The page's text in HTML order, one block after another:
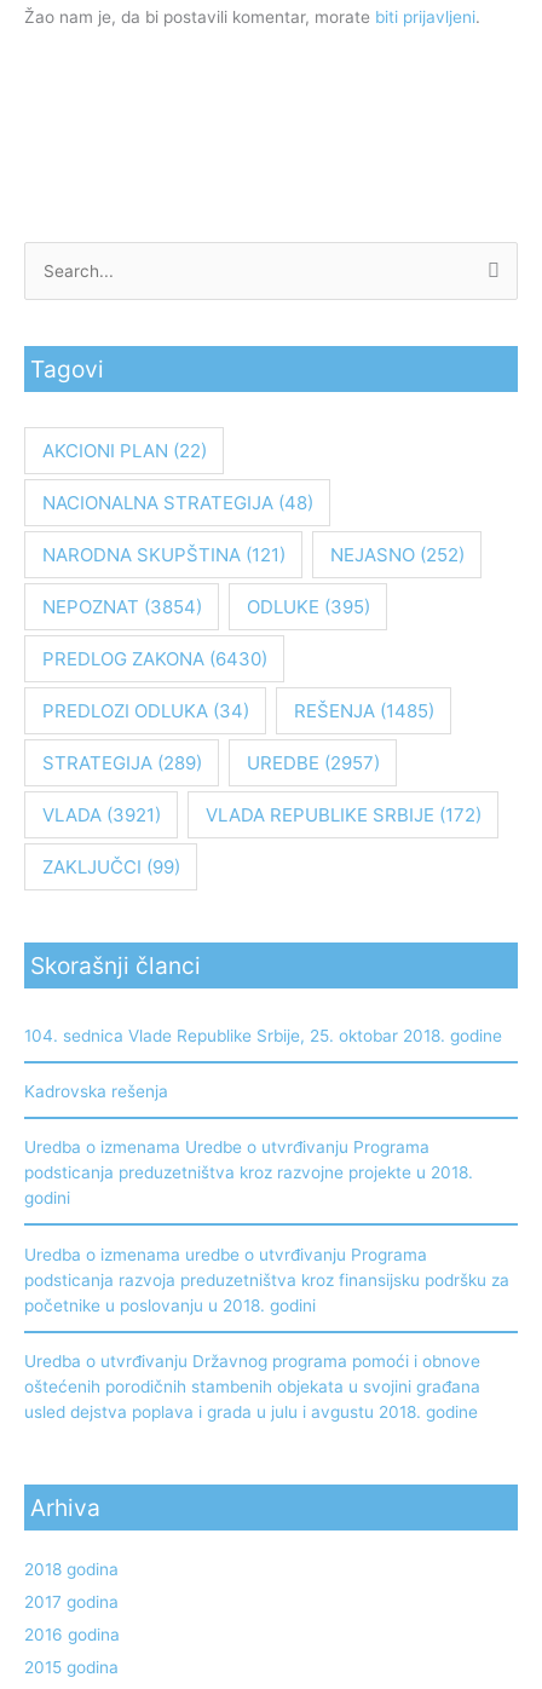
Žao nam je, da bi postavili komentar, morate biti prijavljeni.
g
z
Tagovi
AKCIONI PLAN (22)
NACIONALNA STRATEGIJA(48)
NARODNA SKUPŠTINA(121) NEJASNO(252)
NEPOZNAT (3854) ODLUKE (395)
PREDLOG ZAKONA(6430)
PREDLOZI ODLUKA(34) REŠENJA(1485)
STRATEGIJA(289) UREDBE (2957)
VLADA(3921) VLADA REPUBLIKE SRBIJE (172)
ZAKLJUČCI (99)
Skorašnji članci
104. sednica Vlade Republike Srbije, 25. oktobar 2018. godine
Kadrovska rešenja
Uredba o izmenama Uredbe o utvrđivanju Programa
podsticanja preduzetništva kroz razvojne projekte u 2018.
godini
Uredba o izmenama uredbe o utvrđivanju Programa
podsticanja razvoja preduzetništva kroz finansijsku podršku za
početnike u poslovanju u 2018. godini
Uredba o utvrđivanju Državnog programa pomoći i obnove
oštećenih porodičnih stambenih objekata u svojini građana
usled dejstva poplava i grada u julu i avgustu 2018. godine
Arhiva
2018 godina
2017 godina
2016 godina
2015 godina